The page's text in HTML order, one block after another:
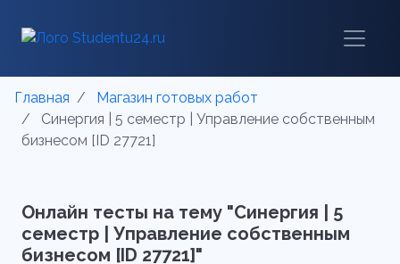
Главная
Магазин готовых работ
Синергия | 5 семестр | Управление собственным
бизнесом [ID 27721]
Онлайн тесты на тему "Синергия | 5
семестр | Управление собственным
бизнесом [ID 27721]"